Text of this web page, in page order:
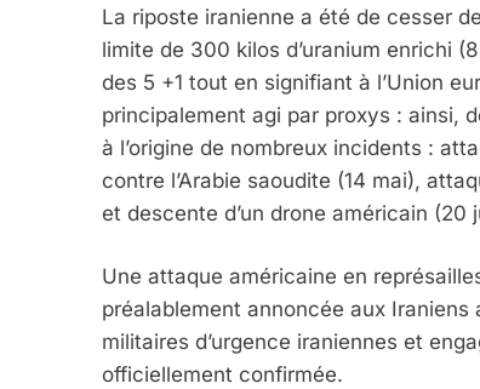
La riposte iranienne a été de cesser
limite de 300 kilos d’uranium enrichi
des 5 +1 tout en signifiant à l’Union
principalement agi par proxys : ainsi,
à l’origine de nombreux incidents :
contre l’Arabie saoudite (14 mai),
et descente d’un drone américain (20
Une attaque américaine en
préalablement annoncée aux
militaires d’urgence iraniennes et
officiellement confirmée.